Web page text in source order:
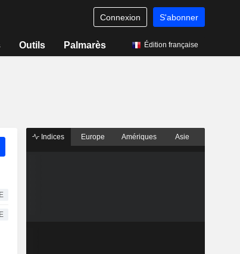
Connexion S'abonner
Outils Palmarès Édition française
Indices Europe Amériques Asie